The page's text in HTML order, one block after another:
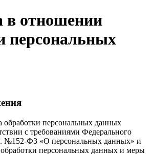
в отношении
персональных
обработки персональных данных
с требованиями Федерального
№152-ФЗ «О персональных данных» и
обработки персональных данных и меры